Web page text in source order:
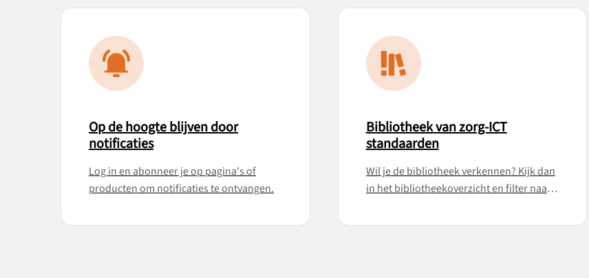
Op de hoogte blijven door
notificaties
Log in en abonneer je op pagina's of
producten om notificaties te ontvangen.
Bibliotheek van zorg-ICT
standaarden
Wil je de bibliotheek verkennen? Kijk dan
in het bibliotheekoverzicht en filter naar